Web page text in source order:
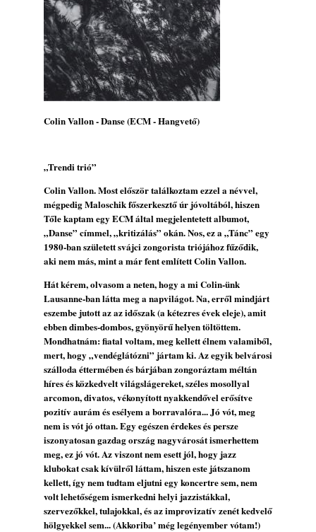
Ez lesz idén a Balaton legkedvesebb
eseménye: augusztus közepén érkezik a
Malomvölgy Fesztivál!
2026. augusztus 08.
2026-os jazzfesztiválok, amelyekről én is
tudok… 19. rész: XXXI. Szoboszlói
Dixieland Napok (Hajdúszoboszló – 2026.
augusztus 21-22-23.)
2026. augusztus 08.
„Into the Blue”
Fusio Group feat. Kertész Erika "New
Visions" lemezbemutató koncert
2026. augusztus 07.
Jazz-rock albumok 1985-ből - Issei Noro
„Sweet Sphere”
2026. augusztus 07.
Jazz-rock albumok 1984-ből - John Scofield
„Electric Outlet”
2026. augusztus 06.
X. BOHÉM JAZZFŐVÁROS fesztivál,
Kecskemét, 2026. augusztus 6-9.: 4 nap, 4
színpad, 10 ország zenészei, 40 óra zene és
tánc!
2026. augusztus 05.
Magyar Jazz ABC – 541. rész: Juhász
Márton
2026. augusztus 05.
Jazz-rock albumok 1983-ból - John Scofield
„Out like a Light”
2026. augusztus 05.
Colin Vallon - Danse (ECM - Hangvető)
„Trendi trió”
Colin Vallon. Most először találkoztam ezzel a névvel,
mégpedig Maloschik főszerkesztő úr jóvoltából, hiszen
Tőle kaptam egy ECM által megjelentetett albumot,
„Danse” címmel, „kritizálás” okán. Nos, ez a „Tánc” egy
1980-ban született svájci zongorista triójához fűződik,
aki nem más, mint a már fent említett Colin Vallon.
Hát kérem, olvasom a neten, hogy a mi Colin-ünk
Lausanne-ban látta meg a napvilágot. Na, erről mindjárt
eszembe jutott az az időszak (a kétezres évek eleje), amit
ebben dimbes-dombos, gyönyörű helyen töltöttem.
Mondhatnám: fiatal voltam, meg kellett élnem valamiből,
mert, hogy „vendéglátózni” jártam ki. Az egyik belvárosi
szálloda éttermében és bárjában zongoráztam méltán
híres és közkedvelt világslágereket, széles mosollyal
arcomon, divatos, vékonyított nyakkendővel erősítve
pozitív aurám és esélyem a borravalóra... Jó vót, meg
nem is vót jó ottan. Egy egészen érdekes és persze
iszonyatosan gazdag ország nagyvárosát ismerhettem
meg, ez jó vót. Az viszont nem esett jól, hogy jazz
klubokat csak kívülről láttam, hiszen este játszanom
kellett, így nem tudtam eljutni egy koncertre sem, nem
volt lehetőségem ismerkedni helyi jazzistákkal,
szervezőkkel, tulajokkal, és az improvizatív zenét kedvelő
hölgyekkel sem... (Akkoriba’ még legényember vótam!)